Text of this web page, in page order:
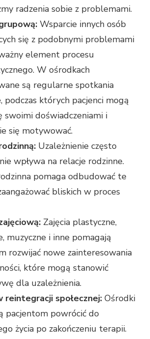
radzenia sobie z problemami.
Wsparcie innych osób
się z podobnymi problemami
element procesu
W ośrodkach
są regularne spotkania
podczas których pacjenci mogą
swoimi doświadczeniami i
się motywować.
Uzależnienie często
wpływa na relacje rodzinne.
pomaga odbudować te
bliskich w proces
Zajęcia plastyczne,
muzyczne i inne pomagają
rozwijać nowe zainteresowania
które mogą stanowić
dla uzależnienia.
reintegracji społecznej: Ośrodki
pacjentom powrócić do
życia po zakończeniu terapii.